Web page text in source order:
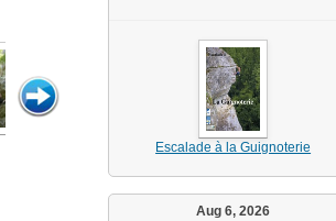
Escalade à la Guignoterie
Aug 6, 2026